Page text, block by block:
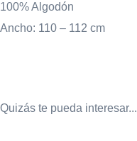
100% Algodón
Ancho: 110 – 112 cm
Quizás te pueda interesar...